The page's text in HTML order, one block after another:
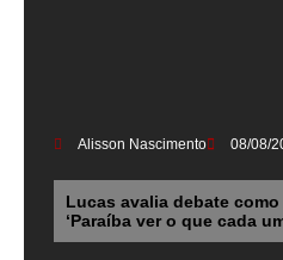
Alisson Nascimento 08/08/
Lucas avalia debate
‘Paraíba ver o que cada